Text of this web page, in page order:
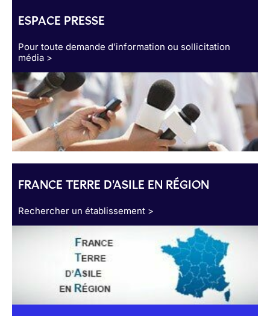
ESPACE PRESSE
Pour toute demande d’information ou sollicitation
média >
FRANCE TERRE D'ASILE EN RÉGION
Rechercher un établissement >